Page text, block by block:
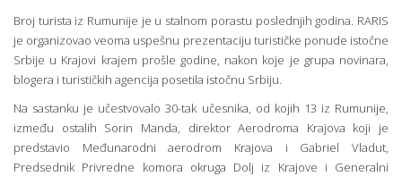
Broj turista iz Rumunije je u stalnom porastu poslednjih godina. RARIS
je organizovao veoma uspešnu prezentaciju turističke ponude istočne
Srbije u Krajovi krajem prošle godine, nakon koje je grupa novinara,
blogera i turističkih agencija posetila istočnu Srbiju.
Na sastanku je učestvovalo 30-tak učesnika, od kojih 13 iz Rumunije,
između ostalih Sorin Manda, direktor Aerodroma Krajova koji je
predstavio Međunarodni aerodrom Krajova i Gabriel Vladut,
Predsednik Privredne komora okruga Dolj iz Krajove i Generalni